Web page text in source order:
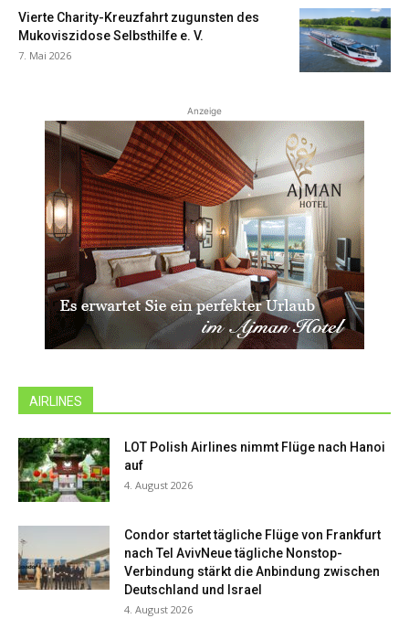
Vierte Charity-Kreuzfahrt zugunsten des
Mukoviszidose Selbsthilfe e. V.
7. Mai 2026
Anzeige
AIRLINES
LOT Polish Airlines nimmt Flüge nach Hanoi
auf
4. August 2026
Condor startet tägliche Flüge von Frankfurt
nach Tel AvivNeue tägliche Nonstop-
Verbindung stärkt die Anbindung zwischen
Deutschland und Israel
4. August 2026